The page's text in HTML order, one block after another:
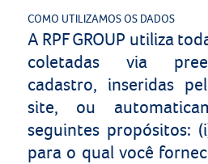
COMO UTILIZAMOS OS DADOS
A RPF GROUP utiliza
coletadas via
cadastro, inseridas
site, ou
seguintes propósitos:
para o qual você